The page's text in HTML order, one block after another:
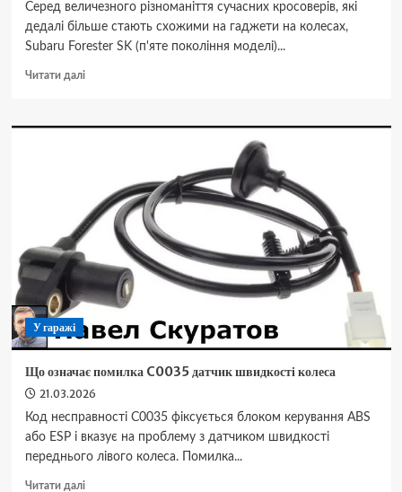
Серед величезного різноманіття сучасних кросоверів, які
дедалі більше стають схожими на гаджети на колесах,
Subaru Forester SK (п'яте покоління моделі)...
Читати даліДокладніше
Forester
огляд
У гаражі
Що означає помилка C0035 датчик швидкості колеса
21.03.2026
Код несправності C0035 фіксується блоком керування ABS
або ESP і вказує на проблему з датчиком швидкості
переднього лівого колеса. Помилка...
Читати даліДокладніше